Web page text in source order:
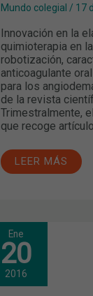
Mundo colegial / 17
Innovación en la
quimioterapia en
robotización,
anticoagulante
para los
de la revista
Trimestralmente,
que recoge
LEER MÁS
Ene
20
2016
CIRCULAR
BECAS
COLEGIALES,